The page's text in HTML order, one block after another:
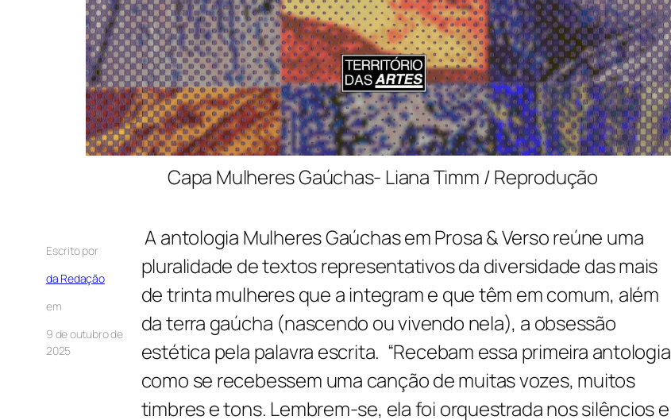
Capa Mulheres Gaúchas- Liana Timm / Reprodução
Escrito por
da Redação
em
9 de outubro de
2025
A antologia Mulheres Gaúchas em Prosa & Verso reúne uma
pluralidade de textos representativos da diversidade das mais
de trinta mulheres que a integram e que têm em comum, além
da terra gaúcha (nascendo ou vivendo nela), a obsessão
estética pela palavra escrita. “Recebam essa primeira antologia
como se recebessem uma canção de muitas vozes, muitos
timbres e tons. Lembrem-se, ela foi orquestrada nos silêncios e